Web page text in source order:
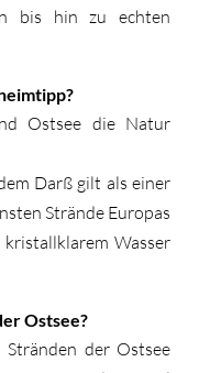
bis hin zu echten
Ostsee die Natur
Darß gilt als einer
Strände Europas
Wasser
Ostsee?
der Ostsee